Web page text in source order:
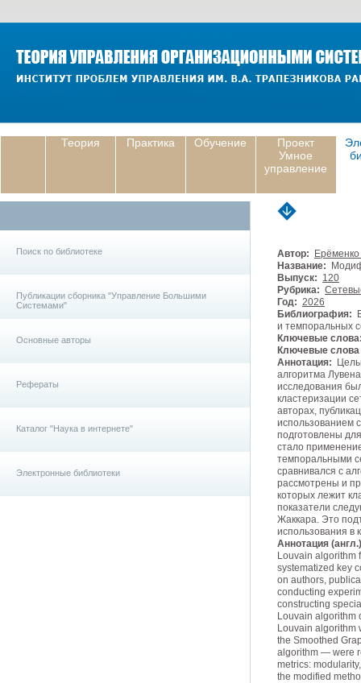
Теория Практика Обучение
Проект
Умное
управление
Поиск по библиотеке
Публикации сборника "Управление Большими
Системами"
Основные авторы
Рефераты
Каталог "Наука в интернете"
Электронные библиотеки
Автор:
Название:
Выпуск: 120
Рубрика:
Год: 2026
Библиография:
и темпоральных
Ключевые
Ключевые слова
Аннотация:
алгоритма
исследования
кластеризации
авторах,
использованием
подготовлены
стало
темпоральными
сравнивался с
рассмотрены и
которых лежит
показатели
Жаккара. Это
использования в
Аннотация
Louvain algorithm
systematized key
on authors,
conducting
constructing
Louvain algorithm
Louvain algorithm
the Smoothed
algorithm — were
metrics:
the modified